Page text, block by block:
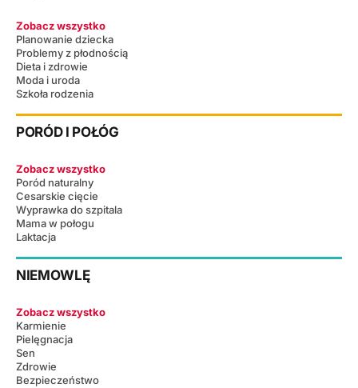
Zobacz wszystko
Planowanie dziecka
Problemy z płodnością
Dieta i zdrowie
Moda i uroda
Szkoła rodzenia
PORÓD I POŁÓG
Zobacz wszystko
Poród naturalny
Cesarskie cięcie
Wyprawka do szpitala
Mama w połogu
Laktacja
NIEMOWLĘ
Zobacz wszystko
Karmienie
Pielęgnacja
Sen
Zdrowie
Bezpieczeństwo